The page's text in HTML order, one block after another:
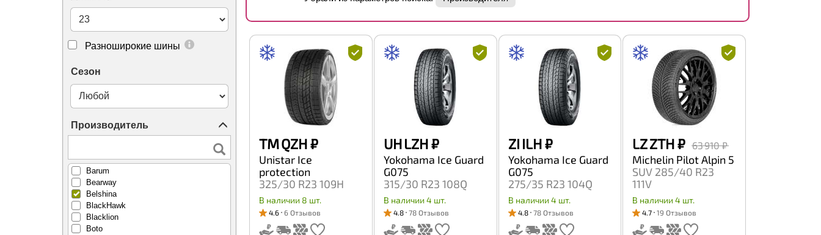
Разноширокие шины
Сезон
Производитель
Antares
Aosen
Aplus
Arduzza
Atturo
Austone
BFGoodrich
BKT
Bars
Barum
Bearway
Belshina
BlackHawk
Blacklion
Boto
TM QZH₽
Unistar Ice
protection
325/30 R23 109H
В наличии 8 шт.
4.6 6 Отзывов
UH LZH₽
Yokohama Ice Guard
G075
315/30 R23 108Q
В наличии 4 шт.
4.8 78 Отзывов
ZI ILH₽
Yokohama Ice Guard
G075
275/35 R23 104Q
В наличии 4 шт.
4.8 78 Отзывов
LZ ZTH₽ 63 910 ₽
Michelin Pilot Alpin 5
SUV 285/40 R23
111V
В наличии 4 шт.
4.7 19 Отзывов